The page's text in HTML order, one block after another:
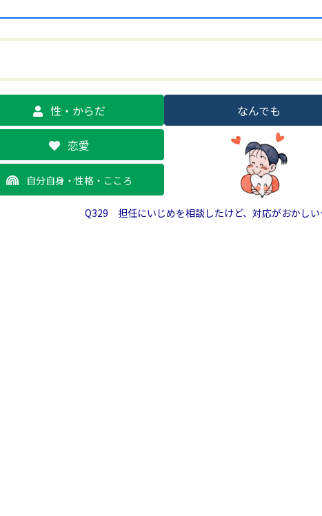
性・からだ
恋愛
自分自身・性格・こころ
なんでも
Q329 担任にいじめを相談したけど、対応がおかし